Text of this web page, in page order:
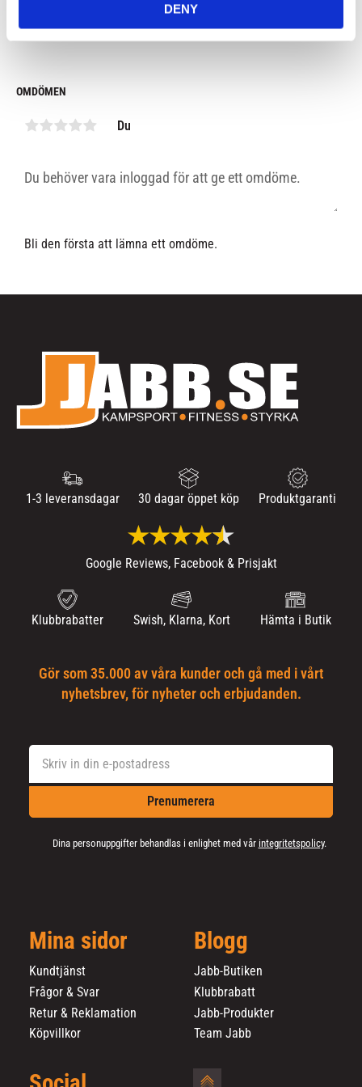
DENY
OMDÖMEN
Du
Bli den första att lämna ett omdöme.
1-3 leveransdagar 30 dagar öppet köp Produktgaranti
Google Reviews, Facebook & Prisjakt
Klubbrabatter Swish, Klarna, Kort Hämta i Butik
Gör som 35.000 av våra kunder och gå med i vårt
nyhetsbrev, för nyheter och erbjudanden.
Prenumerera
Dina personuppgifter behandlas i enlighet med vår integritetspolicy.
Mina sidor
Kundtjänst
Frågor & Svar
Retur & Reklamation
Köpvillkor
Blogg
Jabb-Butiken
Klubbrabatt
Jabb-Produkter
Team Jabb